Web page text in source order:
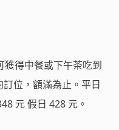
獲得中餐或下午茶吃到
位，額滿為止。平日
元 假日 428 元。